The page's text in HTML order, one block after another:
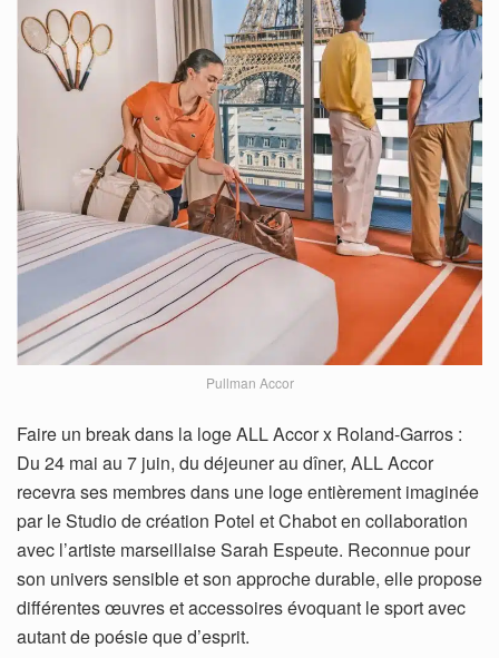
Pullman Accor
Faire un break dans la loge ALL Accor x Roland-Garros :
Du 24 mai au 7 juin, du déjeuner au dîner, ALL Accor
recevra ses membres dans une loge entièrement imaginée
par le Studio de création Potel et Chabot en collaboration
avec l’artiste marseillaise Sarah Espeute. Reconnue pour
son univers sensible et son approche durable, elle propose
différentes œuvres et accessoires évoquant le sport avec
autant de poésie que d’esprit.